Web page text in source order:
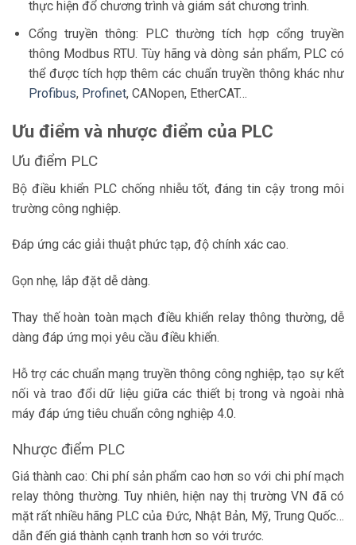
thực hiện đổ chương trình và giám sát chương trình.
Cổng truyền thông: PLC thường tích hợp cổng truyền
thông Modbus RTU. Tùy hãng và dòng sản phẩm, PLC có
thể được tích hợp thêm các chuẩn truyền thông khác như
Profibus, Profinet, CANopen, EtherCAT…
Ưu điểm và nhược điểm của PLC
Ưu điểm PLC
Bộ điều khiển PLC chống nhiễu tốt, đáng tin cậy trong môi
trường công nghiệp.
Đáp ứng các giải thuật phức tạp, độ chính xác cao.
Gọn nhẹ, lắp đặt dễ dàng.
Thay thế hoàn toàn mạch điều khiển relay thông thường, dễ
dàng đáp ứng mọi yêu cầu điều khiển.
Hỗ trợ các chuẩn mạng truyền thông công nghiệp, tạo sự kết
nối và trao đổi dữ liệu giữa các thiết bị trong và ngoài nhà
máy đáp ứng tiêu chuẩn công nghiệp 4.0.
Nhược điểm PLC
Giá thành cao: Chi phí sản phẩm cao hơn so với chi phí mạch
relay thông thường. Tuy nhiên, hiện nay thị trường VN đã có
mặt rất nhiều hãng PLC của Đức, Nhật Bản, Mỹ, Trung Quốc…
dẫn đến giá thành cạnh tranh hơn so với trước.